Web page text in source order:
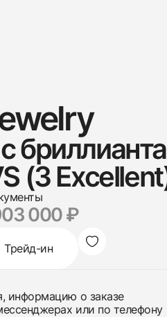
(3
000 ₽
Трейд-ин
информацию о заказе
или по телефону